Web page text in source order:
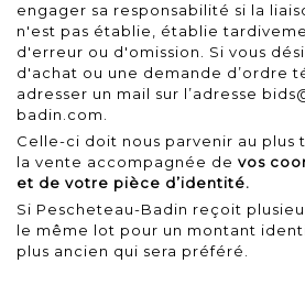
engager sa responsabilité si la
n'est pas établie, établie
d'erreur ou d'omission. Si vous
d'achat ou une demande d’ordre
adresser un mail sur l’adresse
badin.com.
Celle-ci doit nous parvenir au plus
la vente accompagnée de vos
et de votre pièce d’identité.
Si Pescheteau-Badin reçoit
le même lot pour un montant
plus ancien qui sera préféré.